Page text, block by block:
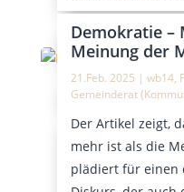
Demokratie –
Meinung der
21.Feb. 2025 | wb14,
Gemeinderat
Der Artikel zeigt,
mehr ist als die
plädiert für einen